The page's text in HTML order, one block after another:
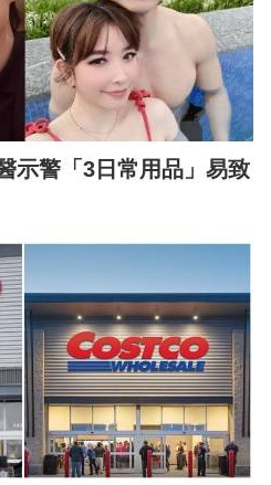
示警「3日常用品」易致